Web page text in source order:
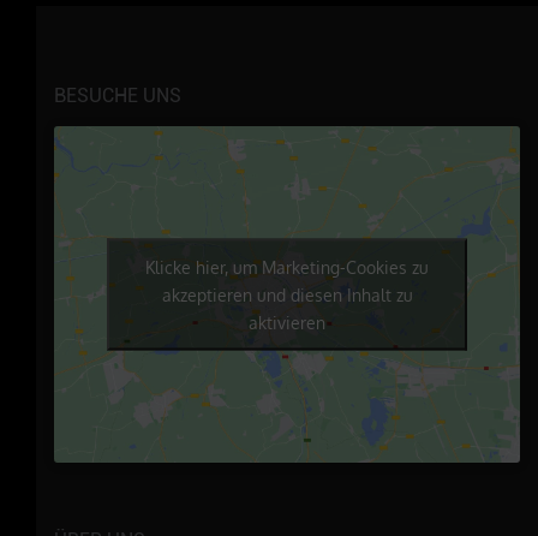
BESUCHE UNS
Klicke hier, um Marketing-Cookies zu
akzeptieren und diesen Inhalt zu
aktivieren